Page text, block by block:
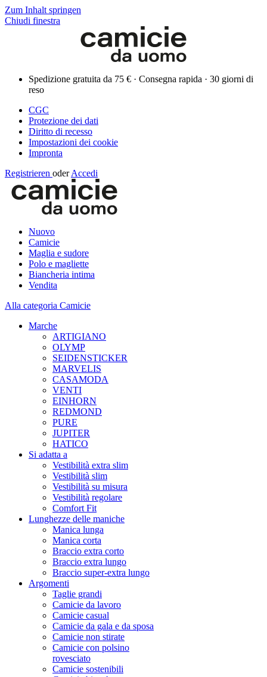
Zum Inhalt springen
Chiudi finestra
Spedizione gratuita da 75 € · Consegna rapida · 30 giorni di
reso
CGC
Protezione dei dati
Diritto di recesso
Impostazioni dei cookie
Impronta
Registrieren oder Accedi
Nuovo
Camicie
Maglia e sudore
Polo e magliette
Biancheria intima
Vendita
Alla categoria Camicie
Marche
ARTIGIANO
OLYMP
SEIDENSTICKER
MARVELIS
CASAMODA
VENTI
EINHORN
REDMOND
PURE
JUPITER
HATICO
Si adatta a
Vestibilità extra slim
Vestibilità slim
Vestibilità su misura
Vestibilità regolare
Comfort Fit
Lunghezze delle maniche
Manica lunga
Manica corta
Braccio extra corto
Braccio extra lungo
Braccio super-extra lungo
Argomenti
Taglie grandi
Camicie da lavoro
Camicie casual
Camicie da gala e da sposa
Camicie non stirate
Camicie con polsino
rovesciato
Camicie sostenibili